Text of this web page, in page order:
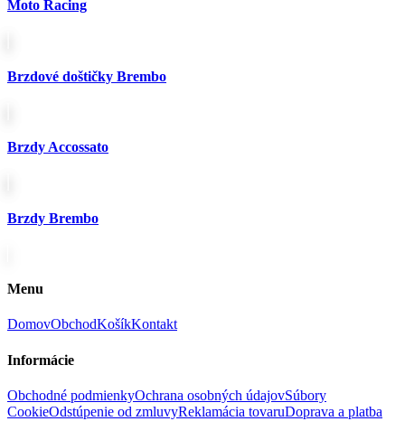
Moto Racing
Brzdové doštičky Brembo
Brzdy Accossato
Brzdy Brembo
Menu
DomovObchodKošíkKontakt
Informácie
Obchodné podmienkyOchrana osobných údajovSúbory
CookieOdstúpenie od zmluvyReklamácia tovaruDoprava a platba